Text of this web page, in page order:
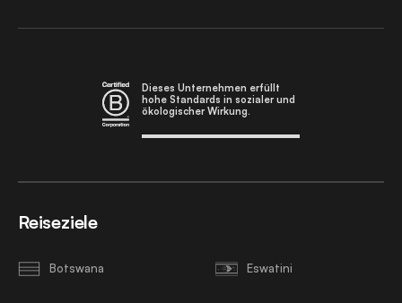
Dieses Unternehmen erfüllt
hohe Standards in sozialer und
ökologischer Wirkung.
Reiseziele
Botswana Eswatini